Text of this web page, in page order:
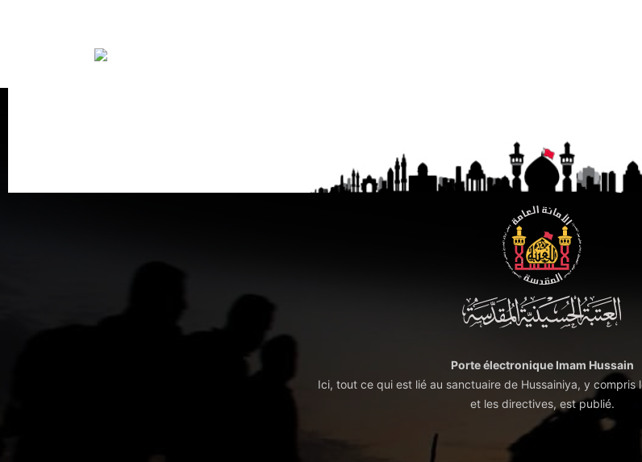
Porte électronique Imam Hussain
Ici, tout ce qui est lié au sanctuaire de Hussainiya, y compris
et les directives, est publié.